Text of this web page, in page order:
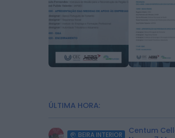
ÚLTIMA HORA:
BEIRA INTERIOR
Centum